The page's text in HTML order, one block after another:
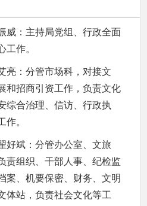
威：主持局党组、行政全面
工作。
亮：分管市场科，对接文
和招商引资工作，负责文化
综合治理、信访、行政执
作。
好斌：分管办公室、文旅
责组织、干部人事、纪检监
案、机要保密、财务、文明
体站，负责社会文化等工